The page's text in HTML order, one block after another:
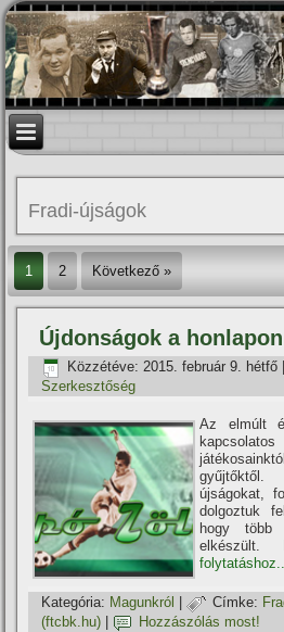
Fradi-újságok
1 2 Következő »
Újdonságok a honlapon
Közzétéve: 2015. február 9. hétfő
Szerkesztőség
Az elmúlt
újságokat,
dolgoztuk
hogy
elkészült.
Kategória: Magunkról | Címke:
(ftcbk.hu)
Hozzászólás most!